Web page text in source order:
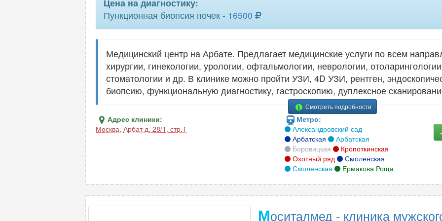
тонкоигольная аспирационная биопсия
11
тонкоигольная аспирационная биопсия
тонкоигольная биопсия лимфоузла 14 тонкоигольная биопсия молочной железы
14
тонкоигольная биопсия щитовидной
тонкоигольная пункционная биопсия
полового члена
тонкоигольная пункционная биопсия
щитовидной железы
трансторакальная биопсия легкого
трепан биопсия предстательной железы
эксцизионная биопсия лимфоузла 13 эксцизионная биопсия молочной железы
Цена на диагностику:
Пункционная биопсия почек - 16500
Медицинский центр на Арбате. Предлагает медицинские услуги по всем
хирургии, гинекологии, урологии, офтальмологии, неврологии,
стоматологии и др. В клинике можно пройти УЗИ, 4D УЗИ, рентген,
биопсию, функциональную диагностику, гастроскопию, дуплексное
Смотреть подробности
Адрес клиники:
Москва, Арбат д. 28/1, стр.1
Метро:
Александровский сад
Арбатская
Арбатская
Боровицкая
Кропоткинская
Охотный ряд
Смоленская
Смоленская
Ермакова Роща
Моситалмед - клиника